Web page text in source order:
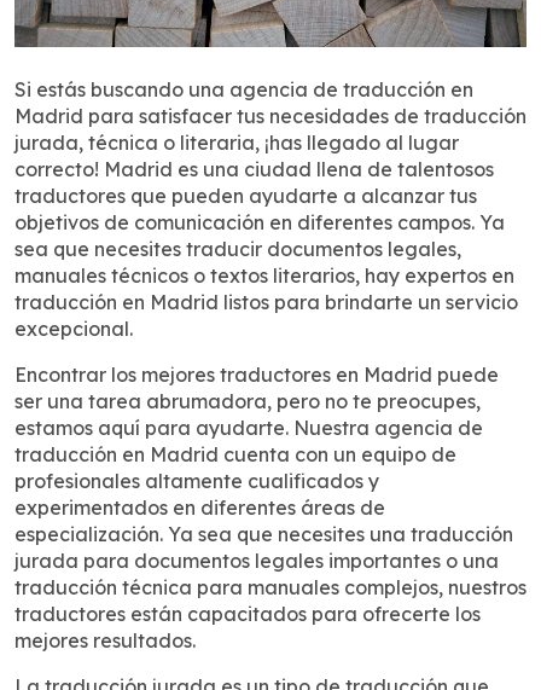
Si estás buscando una agencia de traducción en
Madrid para satisfacer tus necesidades de traducción
jurada, técnica o literaria, ¡has llegado al lugar
correcto! Madrid es una ciudad llena de talentosos
traductores que pueden ayudarte a alcanzar tus
objetivos de comunicación en diferentes campos. Ya
sea que necesites traducir documentos legales,
manuales técnicos o textos literarios, hay expertos en
traducción en Madrid listos para brindarte un servicio
excepcional.
Encontrar los mejores traductores en Madrid puede
ser una tarea abrumadora, pero no te preocupes,
estamos aquí para ayudarte. Nuestra agencia de
traducción en Madrid cuenta con un equipo de
profesionales altamente cualificados y
experimentados en diferentes áreas de
especialización. Ya sea que necesites una traducción
jurada para documentos legales importantes o una
traducción técnica para manuales complejos, nuestros
traductores están capacitados para ofrecerte los
mejores resultados.